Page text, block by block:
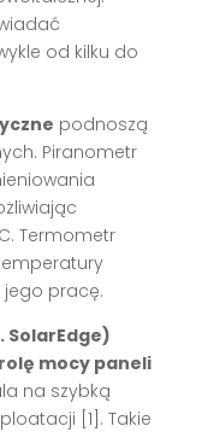
od kilku do
podnoszą
Piranometr
Termometr
jego pracę.
mocy paneli
na szybką
[1]. Takie